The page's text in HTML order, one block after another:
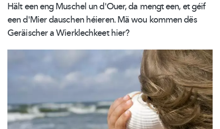
Hält een eng Muschel un d'Ouer, da mengt een, et géif
een d'Mier dauschen héieren. Mä wou kommen dës
Geräischer a Wierklechkeet hier?